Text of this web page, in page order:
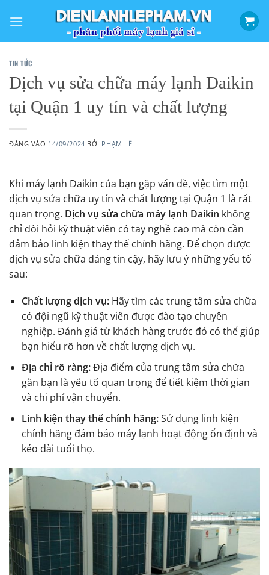
qua
TIN TỨC
Dịch vụ sửa chữa máy lạnh Daikin
tại Quận 1 uy tín và chất lượng
ĐĂNG VÀO 14/09/2024 BỞI PHẠM LÊ
Khi máy lạnh Daikin của bạn gặp vấn đề, việc tìm một
dịch vụ sửa chữa uy tín và chất lượng tại Quận 1 là rất
quan trọng. Dịch vụ sửa chữa máy lạnh Daikin không
chỉ đòi hỏi kỹ thuật viên có tay nghề cao mà còn cần
đảm bảo linh kiện thay thế chính hãng. Để chọn được
dịch vụ sửa chữa đáng tin cậy, hãy lưu ý những yếu tố
sau:
Chất lượng dịch vụ:Hãy tìm các trung tâm sửa chữa
có đội ngũ kỹ thuật viên được đào tạo chuyên
nghiệp. Đánh giá từ khách hàng trước đó có thể giúp
bạn hiểu rõ hơn về chất lượng dịch vụ.
Địa chỉ rõ ràng:Địa điểm của trung tâm sửa chữa
gần bạn là yếu tố quan trọng để tiết kiệm thời gian
và chi phí vận chuyển.
Linh kiện thay thế chính hãng:Sử dụng linh kiện
chính hãng đảm bảo máy lạnh hoạt động ổn định và
kéo dài tuổi thọ.